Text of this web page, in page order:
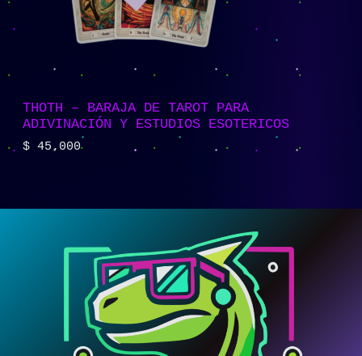
THOTH – BARAJA DE TAROT PARA
ADIVINACIÓN Y ESTUDIOS ESOTERICOS
$ 45.000